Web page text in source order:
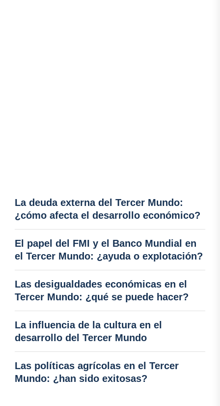
La deuda externa del Tercer Mundo:
¿cómo afecta el desarrollo económico?
El papel del FMI y el Banco Mundial en
el Tercer Mundo: ¿ayuda o explotación?
Las desigualdades económicas en el
Tercer Mundo: ¿qué se puede hacer?
La influencia de la cultura en el
desarrollo del Tercer Mundo
Las políticas agrícolas en el Tercer
Mundo: ¿han sido exitosas?